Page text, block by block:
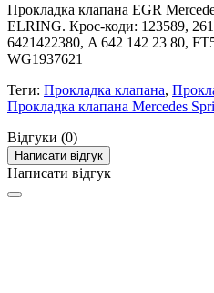
Прокладка клапана EGR
ELRING. Крос-коди: 123589,
6421422380, A 642 142 23 80,
WG1937621
Теги: Прокладка клапана,
Прокладка клапана Mercedes
Відгуки (0)
Написати відгук
Написати відгук